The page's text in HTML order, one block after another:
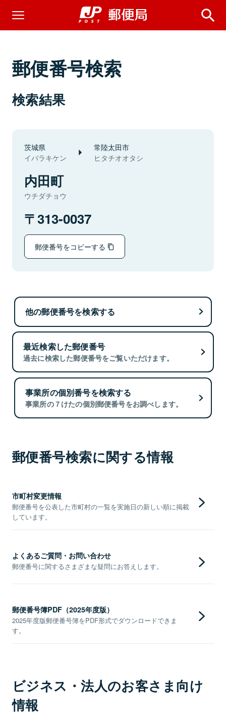
郵便番号検索
検索結果
茨城県
イバラキケン
常陸太田市
ヒタチオオタシ
内田町
ウチダチョウ
313-0037
郵便番号をコピーする
他の郵便番号を検索する
最近検索した郵便番号
過去に検索した郵便番号をご覧いただけます。
事業所の個別番号を検索する
事業所の７けたの個別郵便番号をお調べします。
郵便番号検索に関する情報
市町村変更情報
郵便番号を公表した市町村の一覧を実施日の新しい順に掲載
しています。
よくあるご質問・お問い合わせ
郵便番号に関するさまざまな疑問にお答えします。
郵便番号簿PDF（2025年度版）
2025年度版郵便番号簿をPDF形式でダウンロードできま
す。
ビジネス・法人のお客さま向け
情報